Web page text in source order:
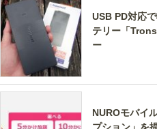
USB PD対応
テリー「
ー
NUROモバイ
プション」を